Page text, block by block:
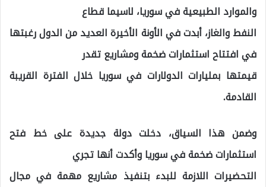
والموارد الطبيعية في سوريا، لاسيما قطاع
النفط والغاز، أبدت في الأونة الأخيرة العديد من الدول رغبتها
في افتتاح استثمارات ضخمة ومشاريع تقدر
قيمتها بمليارات الدولارات في سوريا خلال الفترة القريبة
القادمة.
وضمن هذا السياق، دخلت دولة جديدة على خط فتح
استثمارات ضخمة في سوريا وأكدت أنها تجري
التحضيرات اللازمة للبدء بتنفيذ مشاريع مهمة في مجال